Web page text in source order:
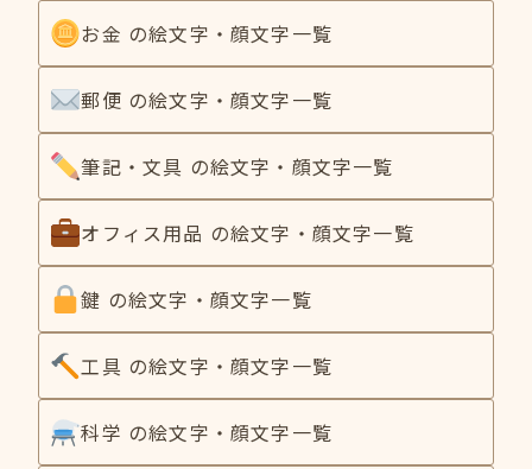
お金 の絵文字・顔文字一覧
郵便 の絵文字・顔文字一覧
筆記・文具 の絵文字・顔文字一覧
オフィス用品 の絵文字・顔文字一覧
鍵 の絵文字・顔文字一覧
工具 の絵文字・顔文字一覧
科学 の絵文字・顔文字一覧